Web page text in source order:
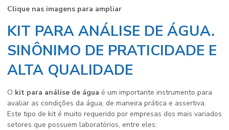
Clique nas imagens para ampliar
KIT PARA ANÁLISE DE ÁGUA.
SINÔNIMO DE PRATICIDADE E
ALTA QUALIDADE
O kit para análise de água é um importante instrumento para
avaliar as condições da água, de maneira prática e assertiva.
Este tipo de kit é muito requerido por empresas dos mais variados
setores que possuem laboratórios, entre eles: